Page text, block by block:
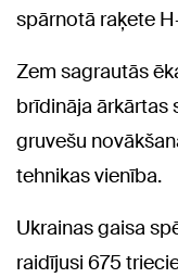
spārnotā raķete
Zem sagrautās
brīdināja ārkārtas
gruvešu
tehnikas vienība.
Ukrainas gaisa
raidījusi 675